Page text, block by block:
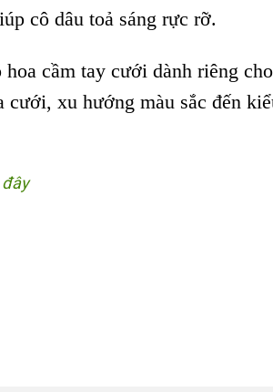
cô dâu toả sáng rực rỡ.
cầm tay cưới dành riêng
cưới, xu hướng màu sắc đến